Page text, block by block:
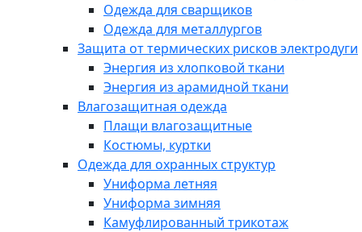
Одежда для сварщиков
Одежда для металлургов
Защита от термических рисков электродуги
Энергия из хлопковой ткани
Энергия из арамидной ткани
Влагозащитная одежда
Плащи влагозащитные
Костюмы, куртки
Одежда для охранных структур
Униформа летняя
Униформа зимняя
Камуфлированный трикотаж